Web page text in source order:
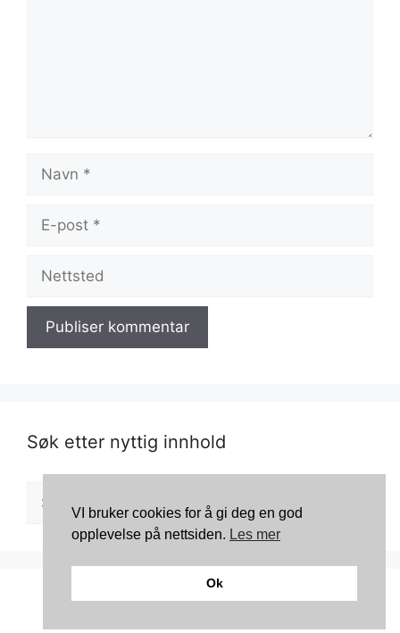
post
Søk etter nyttig innhold
VI bruker cookies for å gi deg en god
opplevelse på nettsiden. Les mer
Ok